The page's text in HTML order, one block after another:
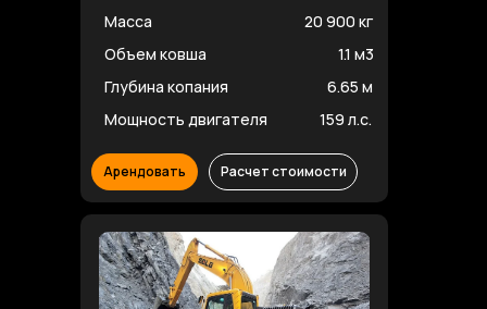
Масса
20 900 кг
Объем ковша
1.1 м3
Глубина копания
6.65 м
Мощность двигателя
159 л.с.
Арендовать Расчет стоимости